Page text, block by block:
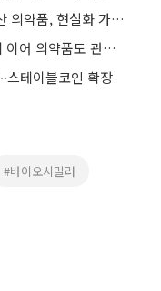
트럼프 “25% 상호관세” 언급…한국산 의약품, 현실화 가능성은 ‘미지수’
약가 인하·투자 효과 있을까?…반도체 이어 의약품도 관세 초읽기
스테이블코인 확장
#바이오시밀러